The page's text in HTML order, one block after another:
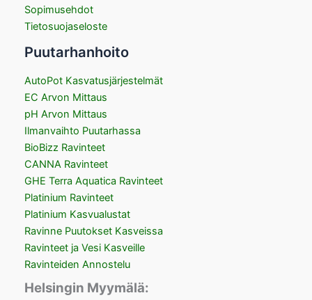
Sopimusehdot
Tietosuojaseloste
Puutarhanhoito
AutoPot Kasvatusjärjestelmät
EC Arvon Mittaus
pH Arvon Mittaus
Ilmanvaihto Puutarhassa
BioBizz Ravinteet
CANNA Ravinteet
GHE Terra Aquatica Ravinteet
Platinium Ravinteet
Platinium Kasvualustat
Ravinne Puutokset Kasveissa
Ravinteet ja Vesi Kasveille
Ravinteiden Annostelu
Helsingin Myymälä: